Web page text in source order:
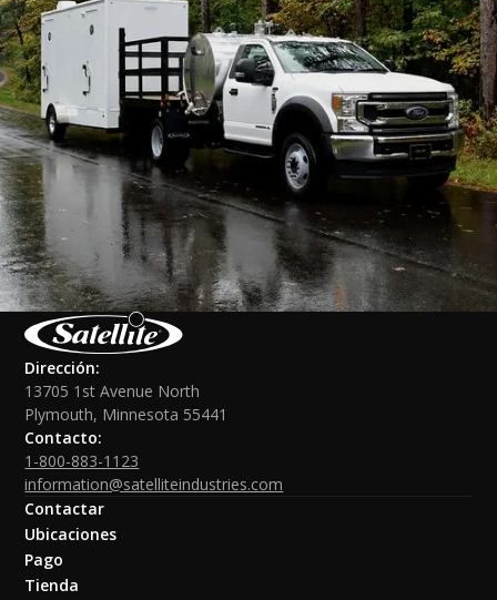
Dirección:
13705 1st Avenue North
Plymouth, Minnesota 55441
Contacto:
1-800-883-1123
information@satelliteindustries.com
Contactar
Ubicaciones
Pago
Tienda